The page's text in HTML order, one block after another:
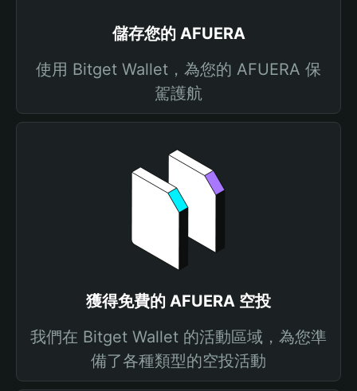
儲存您的 AFUERA
使用 Bitget Wallet，為您的 AFUERA 保
駕護航
獲得免費的 AFUERA 空投
我們在 Bitget Wallet 的活動區域，為您準
備了各種類型的空投活動